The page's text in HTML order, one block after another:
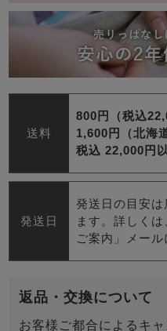
送料
800円（税込
1,600円（北海
税込 22,000円
発送日
発送日の目安は
ます。詳しく
ご案内」メール
返品・交換について
お客様ご都合によるキ